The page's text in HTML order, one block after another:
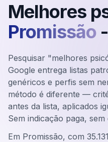
Melhores
Promissão -
Pesquisar "melhores
Google entrega listas
genéricos e perfis sem
método é diferente —
antes da lista, aplicados
Sem indicação paga,
Em Promissão, com